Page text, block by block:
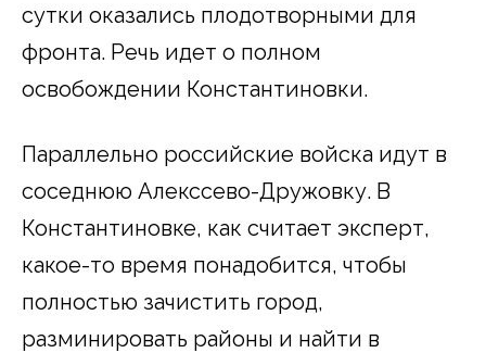
сутки оказались плодотворными для
фронта. Речь идет о полном
освобождении Константиновки.
Параллельно российские войска идут в
соседнюю Алекссево-Дружовку. В
Константиновке, как считает эксперт,
какое-то время понадобится, чтобы
полностью зачистить город,
разминировать районы и найти в